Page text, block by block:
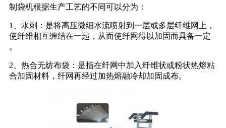
制袋机根据生产工艺的不同可以分为：
1、水刺：是将高压微细水流喷射到一层或多层纤维网上，
使纤维相互缠结在一起，从而使纤网得以加固而具备一定
。
2、热合无纺布袋：是指在纤网中加入纤维状或粉状热熔粘
合加固材料，纤网再经过加热熔融冷却加固成布。